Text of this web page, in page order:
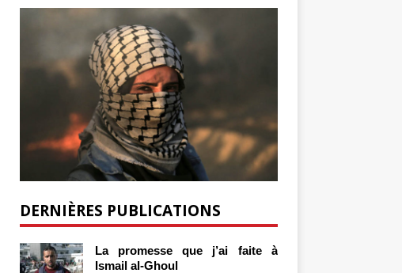
DERNIÈRES PUBLICATIONS
La promesse que j’ai faite à
Ismail al-Ghoul